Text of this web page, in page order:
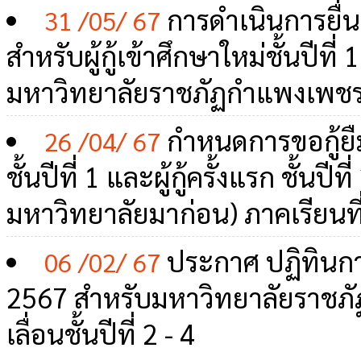
31 /05/ 67 การดำเนินการยื่
สำหรับผู้กู้เข้าศึกษาใหม่ชั้นปีที่
มหาวิทยาลัยราชภัฏกำแพงเพ
26 /04/ 67 กำหนดการขอกู้
ชั้นปีที่ 1 และผู้กู้ครั้งแรก ชั้นปี
มหาวิทยาลัยมาก่อน) ภาคเรียน
06 /02/ 67 ประกาศ ปฏิทินก
2567 สำหรับมหาวิทยาลัยราช
เลื่อนชั้นปีที่ 2 - 4